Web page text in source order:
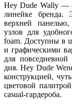
Hey Dude Wally —
линейке бренда.
верхней
узлов для
foam. Доступны в
и графическими
для
дня. Hey Dude
конструкцией,
цветовой
casual-гардероба.